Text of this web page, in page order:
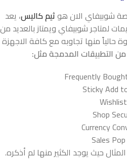
شوبيفاي الان هوثيم كاليس، يعد
لمتاجر شوبيفاي ويمتاز بالعديد من
حالياً منها تجاوبه مع كافة الاجهزة
من التطبيقات المدمجة مثل:
Frequently
Wishlist
Shop
Currency
Sales
حيث يوجد الكثير منها لم أذكره.